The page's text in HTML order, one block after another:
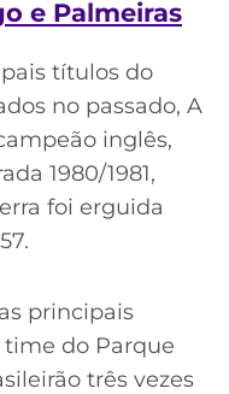
e Palmeiras
títulos do
no passado, A
inglês,
1980/1981,
foi erguida
principais
time do Parque
três vezes